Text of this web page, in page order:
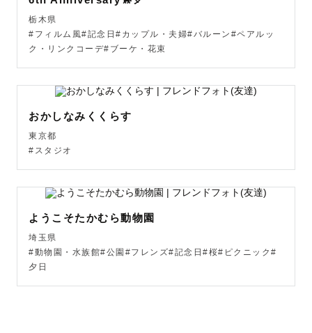
【 各ジャンルへの想い 】
📸 家族と...
胸のうちにあるその想いを全部込めて。
緒に遊びながら。
いつでものこせるからこそ、いつも以上に愛おしい。
家族の軌跡をあなたも含めて、 "今から" 残し始めません
か？
栃木県
#フィルム風#記念日#カップル・夫婦#バルーン#ペアルッ
ク・リンクコーデ#ブーケ・花束
おかしなみくくらす
東京都
#スタジオ
ようこそたかむら動物園
埼玉県
#動物園・水族館#公園#フレンズ#記念日#桜#ピクニック#
夕日